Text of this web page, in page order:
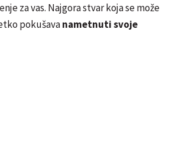
za vas. Najgora stvar koja se može
pokušavanametnuti svoje